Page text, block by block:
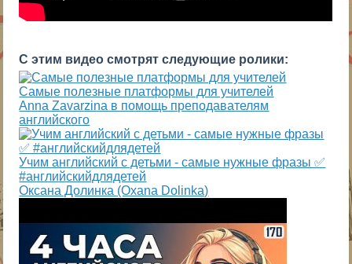
С этим видео смотрят следующие ролики:
Самые полезные платформы для учителей
Anna Zavarzina в помощь преподавателям
английского
Учим английский с детьми - самые нужные фразы ✅
#английскийдлядетей
Оксана Долинка (Oxana Dolinka)